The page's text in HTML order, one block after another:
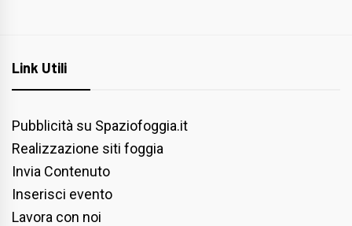
Link Utili
Pubblicità su Spaziofoggia.it
Realizzazione siti foggia
Invia Contenuto
Inserisci evento
Lavora con noi